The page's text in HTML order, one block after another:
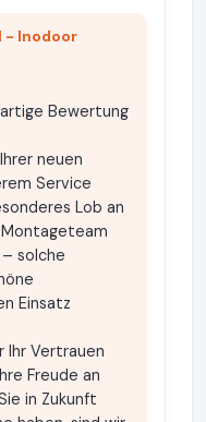
- Inodoor
Bewertung
neuen
Service
Lob an
Montageteam
solche
Einsatz
Ihr Vertrauen
Freude an
in Zukunft